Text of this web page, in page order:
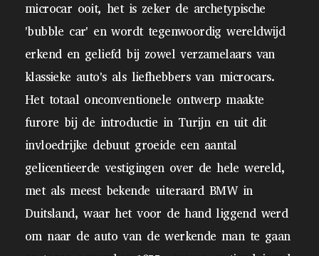
microcar ooit, het is zeker de archetypische
'bubble car' en wordt tegenwoordig wereldwijd
erkend en geliefd bij zowel verzamelaars van
klassieke auto's als liefhebbers van microcars.
Het totaal onconventionele ontwerp maakte
furore bij de introductie in Turijn en uit dit
invloedrijke debuut groeide een aantal
gelicentieerde vestigingen over de hele wereld,
met als meest bekende uiteraard BMW in
Duitsland, waar het voor de hand liggend werd
om naar de auto van de werkende man te gaan